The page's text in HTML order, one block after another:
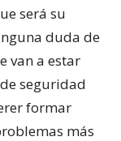
será su
duda de
van a estar
seguridad
formar
más